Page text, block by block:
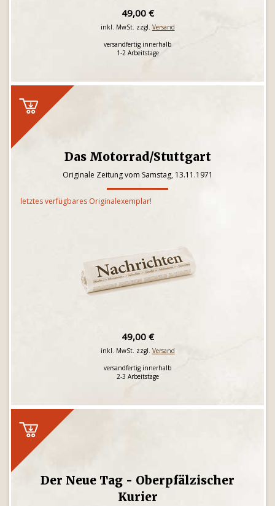
49,00 €
inkl. MwSt. zzgl. Versand
versandfertig innerhalb
1-2 Arbeitstage
Das Motorrad/Stuttgart
Originale Zeitung vom Samstag, 13.11.1971
letztes verfügbares Originalexemplar!
49,00 €
inkl. MwSt. zzgl. Versand
versandfertig innerhalb
2-3 Arbeitstage
Der Neue Tag - Oberpfälzischer
Kurier